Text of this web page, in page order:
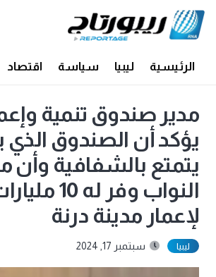
الرئيسية ليبيا سياسة اقتصاد
مدير صندوق تنمية
يؤكد أن الصندوق الذي
يتمتع بالشفافية
النواب وفر له
لإعمار مدينة درنة
ليبيا سبتمبر 17, 2024